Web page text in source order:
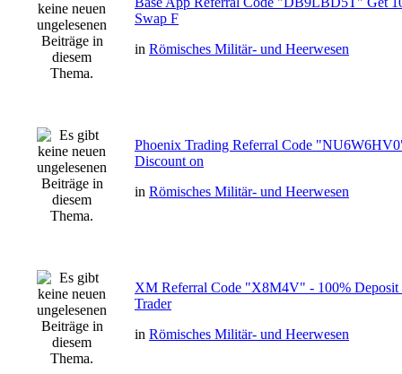
Swap F
in Römisches Militär- und Heerwesen
Phoenix Trading Referral Code
Discount on
in Römisches Militär- und Heerwesen
XM Referral Code "X8M4V" - 100% Deposit
Trader
in Römisches Militär- und Heerwesen